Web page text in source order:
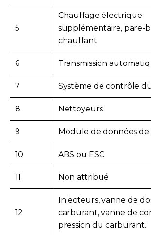
5
Chauffage électrique
supplémentaire, pare-
chauffant
6 Transmission
7 Système de contrôle
8 Nettoyeurs
9 Module de données
10 ABS ou ESC
11 Non attribué
12
Injecteurs, vanne de
carburant, vanne de
pression du carburant.